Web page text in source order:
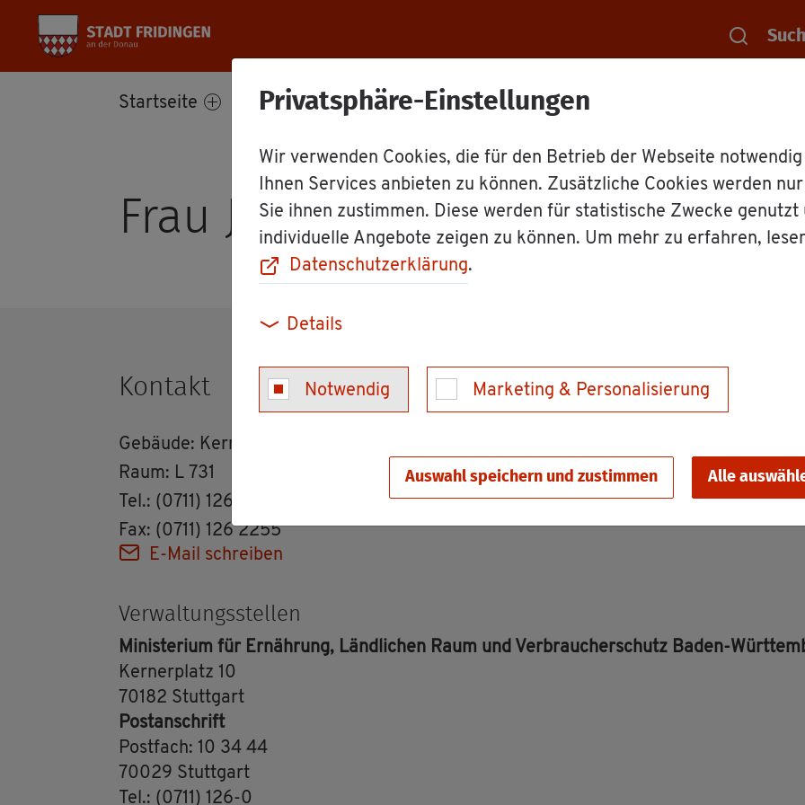
Privatsphäre-Einstellungen
Wir verwenden Cookies, die für den Betrieb der Webseite
Ihnen Services anbieten zu können. Zusätzliche Cookies werden
Sie ihnen zustimmen. Diese werden für statistische Zwecke genutzt
individuelle Angebote zeigen zu können. Um mehr zu erfahren,
Datenschutzerklärung.
Details
Notwendig Marketing & Personalisierung
Auswahl speichern und zustimmen Alle
Start­sei­te Bür­ger­ser­vice Rat­haus Mit­ar­bei­ter
Frau Jo­han­na Frey
Kon­takt
Ge­bäu­de: Ker­ner­platz 10
Raum: L 731
Tel.: (0711) 126 2909
Fax: (0711) 126 2255
E-Mail schrei­ben
Ver­wal­tungs­stel­len
Mi­nis­te­ri­um für Er­näh­rung, Länd­li­chen Raum und Ver­brau­cher­schutz Baden-
Ker­ner­platz 10
70182 Stutt­gart
Post­an­schrift
Post­fach: 10 34 44
70029 Stutt­gart
Tel.: (0711) 126-0